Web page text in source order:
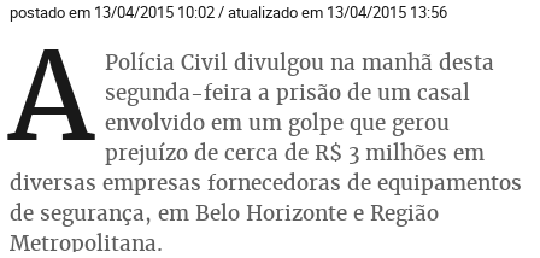
postado em 13/04/2015 10:02 / atualizado em 13/04/2015 13:56
A Polícia Civil divulgou na manhã desta
segunda-feira a prisão de um casal
envolvido em um golpe que gerou
prejuízo de cerca de R$ 3 milhões em
diversas empresas fornecedoras de equipamentos
de segurança, em Belo Horizonte e Região
Metropolitana.